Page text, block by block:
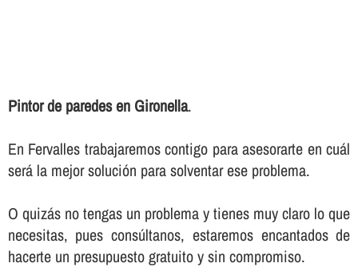
Pintor de paredes en Gironella.
En Fervalles trabajaremos contigo para asesorarte en cuál
será la mejor solución para solventar ese problema.
O quizás no tengas un problema y tienes muy claro lo que
necesitas, pues consúltanos, estaremos encantados de
hacerte un presupuesto gratuito y sin compromiso.